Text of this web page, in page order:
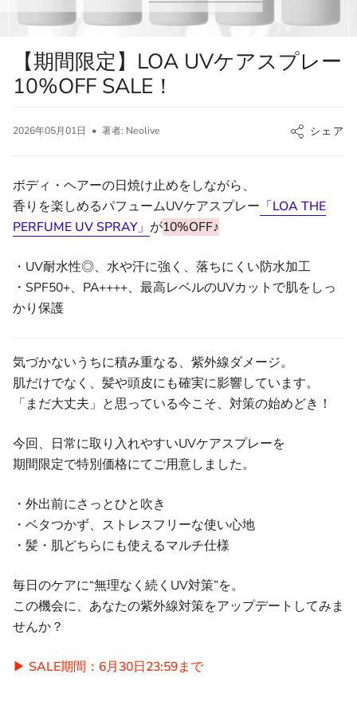
【期間限定】LOA UVケアスプレー
10%OFF SALE！
2026年05月01日 著者: Neolive シェア
ボディ・ヘアーの日焼け止めをしながら、
香りを楽しめるパフュームUVケアスプレー 「LOA THE
PERFUME UV SPRAY」 が10%OFF♪
・UV耐水性◎、水や汗に強く、落ちにくい防水加工
・SPF50+、PA++++、最高レベルのUVカットで肌をしっ
かり保護
気づかないうちに積み重なる、紫外線ダメージ。
肌だけでなく、髪や頭皮にも確実に影響しています。
「まだ大丈夫」と思っている今こそ、対策の始めどき！
今回、日常に取り入れやすいUVケアスプレーを
期間限定で特別価格にてご用意しました。
・外出前にさっとひと吹き
・ベタつかず、ストレスフリーな使い心地
・髪・肌どちらにも使えるマルチ仕様
毎日のケアに“無理なく続くUV対策”を。
この機会に、あなたの紫外線対策をアップデートしてみま
せんか？
▶ SALE期間：6月30日23:59まで